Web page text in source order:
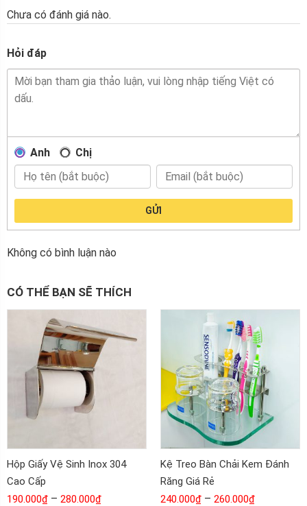
Chưa có đánh giá nào.
Hỏi đáp
Anh Chị
GỬI
Không có bình luận nào
CÓ THỂ BẠN SẼ THÍCH
Hộp Giấy Vệ Sinh Inox 304
Cao Cấp
190.000₫ – 280.000₫
Kệ Treo Bàn Chải Kem Đánh
Răng Giá Rẻ
240.000₫ – 260.000₫